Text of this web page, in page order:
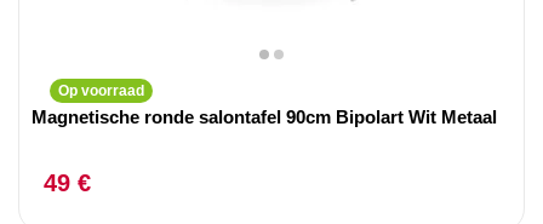
Op voorraad
Magnetische ronde salontafel 90cm Bipolart Wit Metaal
49 €